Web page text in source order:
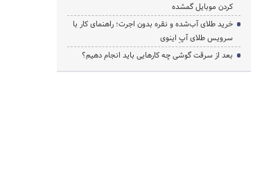
کردن موبایل گمشده
خرید طلای آب‌شده و نقره بدون اجرت؛ راهنمای کار با
سرویس طلای آپِ اینوی
بعد از سرقت گوشی چه کارهایی باید انجام دهیم؟